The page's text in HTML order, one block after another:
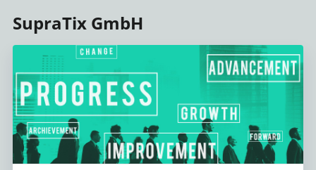
SupraTix GmbH